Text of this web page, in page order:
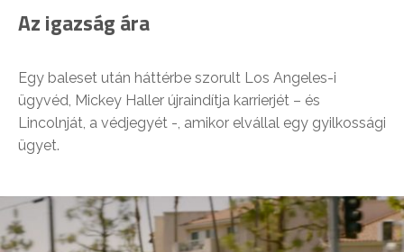
Az igazság ára
Egy baleset után háttérbe szorult Los Angeles-i
ügyvéd, Mickey Haller újraindítja karrierjét – és
Lincolnját, a védjegyét -, amikor elvállal egy gyilkossági
ügyet.